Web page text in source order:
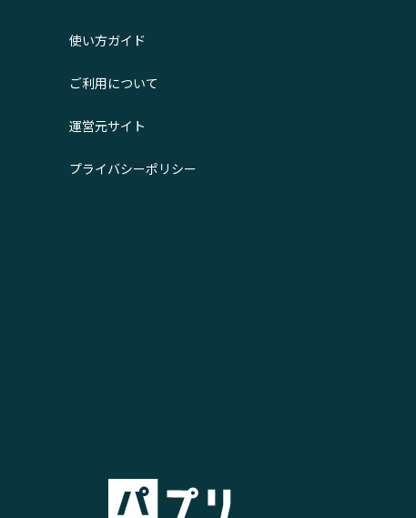
使い方ガイド
ご利用について
運営元サイト
プライバシーポリシー